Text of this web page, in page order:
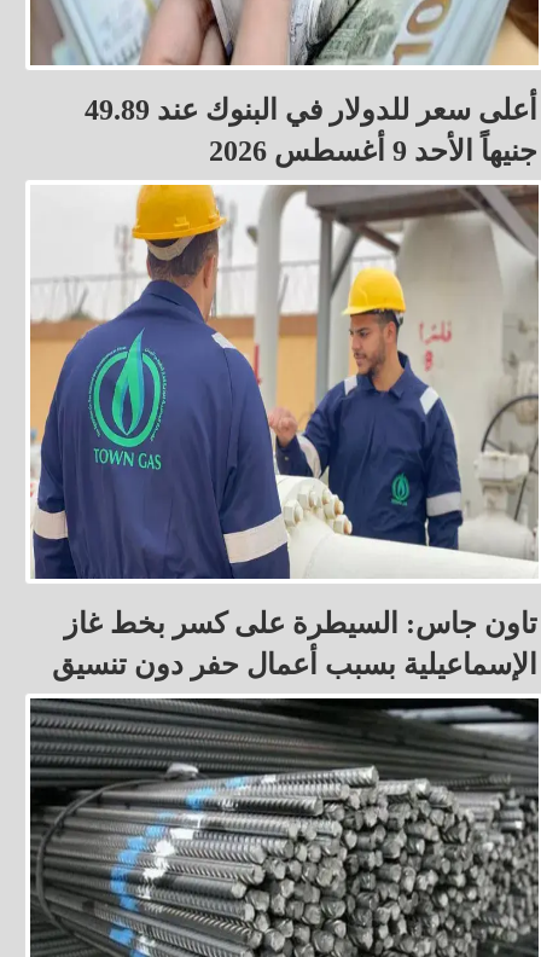
أعلى سعر للدولار في البنوك عند 49.89
جنيهاً الأحد 9 أغسطس 2026
تاون جاس: السيطرة على كسر بخط غاز
الإسماعيلية بسبب أعمال حفر دون تنسيق